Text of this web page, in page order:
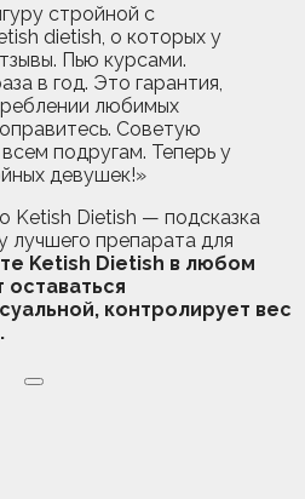
стройной с
dietish, о которых у
Пью курсами.
в год. Это гарантия,
любимых
Советую
подругам. Теперь у
девушек!»
Ketish Dietish — подсказка
препарата для
Ketish Dietish в любом
оставаться
контролирует вес